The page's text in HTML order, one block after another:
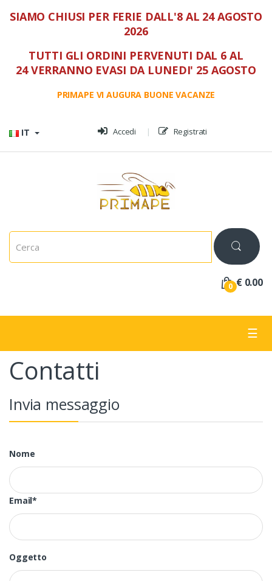
SIAMO CHIUSI PER FERIE DALL'8 AL 24 AGOSTO
2026
TUTTI GLI ORDINI PERVENUTI DAL 6 AL
24 VERRANNO EVASI DA LUNEDI' 25 AGOSTO
PRIMAPE VI AUGURA BUONE VACANZE
IT
Accedi Registrati
C
0 € 0.00
☰
Contatti
Invia messaggio
Nome
Email*
Oggetto